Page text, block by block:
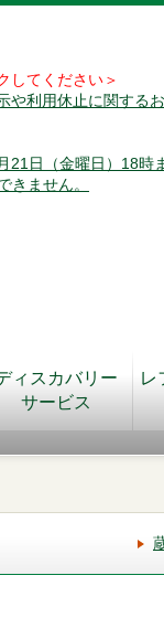
してください＞
や利用休止に関する
21日（金曜日）18時
きません。
ィスカバリー
サービス
レ